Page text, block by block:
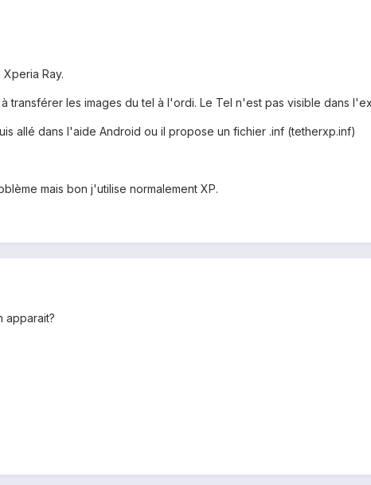
Ray.
transférer les images du tel à l'ordi. Le Tel n'est pas visible dans
allé dans l'aide Android ou il propose un fichier .inf (tetherxp.inf)
mais bon j'utilise normalement XP.
apparait?